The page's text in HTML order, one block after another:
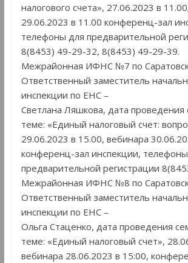
налогового счета», 27.06.2023 в
29.06.2023 в 11.00 конференц-зал
телефоны для предварительной
8(8453) 49-29-32, 8(8453) 49-29-39.
Межрайонная ИФНС №7 по
Ответственный заместитель
инспекции по ЕНС –
Светлана Ляшкова, дата проведения
теме: «Единый налоговый счет:
29.06.2023 в 15.00, вебинара
конференц-зал инспекции,
предварительной регистрации
Межрайонная ИФНС №8 по
Ответственный заместитель
инспекции по ЕНС –
Ольга Стаценко, дата проведения
теме: «Единый налоговый счет»,
вебинара 28.06.2023 в 15:00,